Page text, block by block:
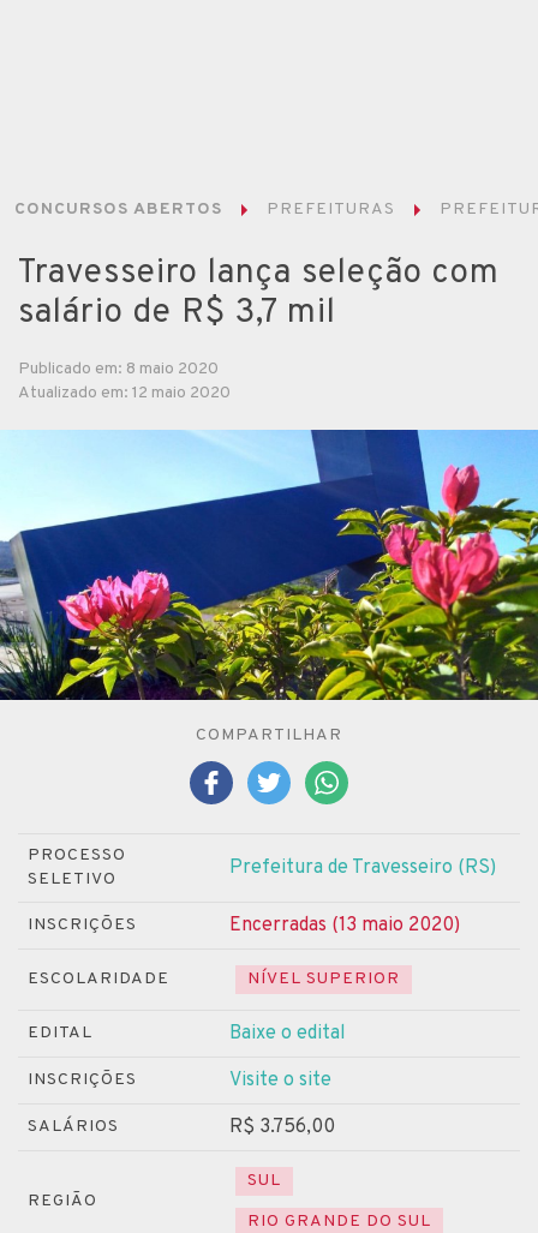
CONCURSOS ABERTOS PREFEITURAS
Travesseiro lança seleção com
salário de R$ 3,7 mil
Publicado em: 8 maio 2020
Atualizado em: 12 maio 2020
COMPARTILHAR
PROCESSO
SELETIVO
Prefeitura de Travesseiro (RS)
INSCRIÇÕES Encerradas (13 maio 2020)
ESCOLARIDADE NÍVEL SUPERIOR
EDITAL Baixe o edital
INSCRIÇÕES Visite o site
SALÁRIOS R$ 3.756,00
REGIÃO
SUL
RIO GRANDE DO SUL